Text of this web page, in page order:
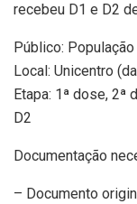
recebeu D1 e D2
Público:
Local: Unicentro
Etapa: 1ª dose, 2ª
D2
Documentação
– Documento